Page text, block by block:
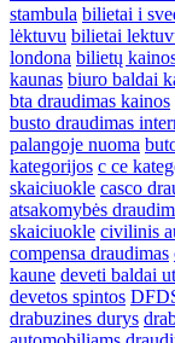
stambula bilietai i
lėktuvu bilietai
londona bilietų
kaunas biuro baldai
bta draudimas kainos
busto draudimas
palangoje nuoma
kategorijos c ce
skaiciuokle casco
atsakomybės
skaiciuokle civilinis
compensa draudimas
kaune deveti baldai
devetos spintos
drabuzines durys